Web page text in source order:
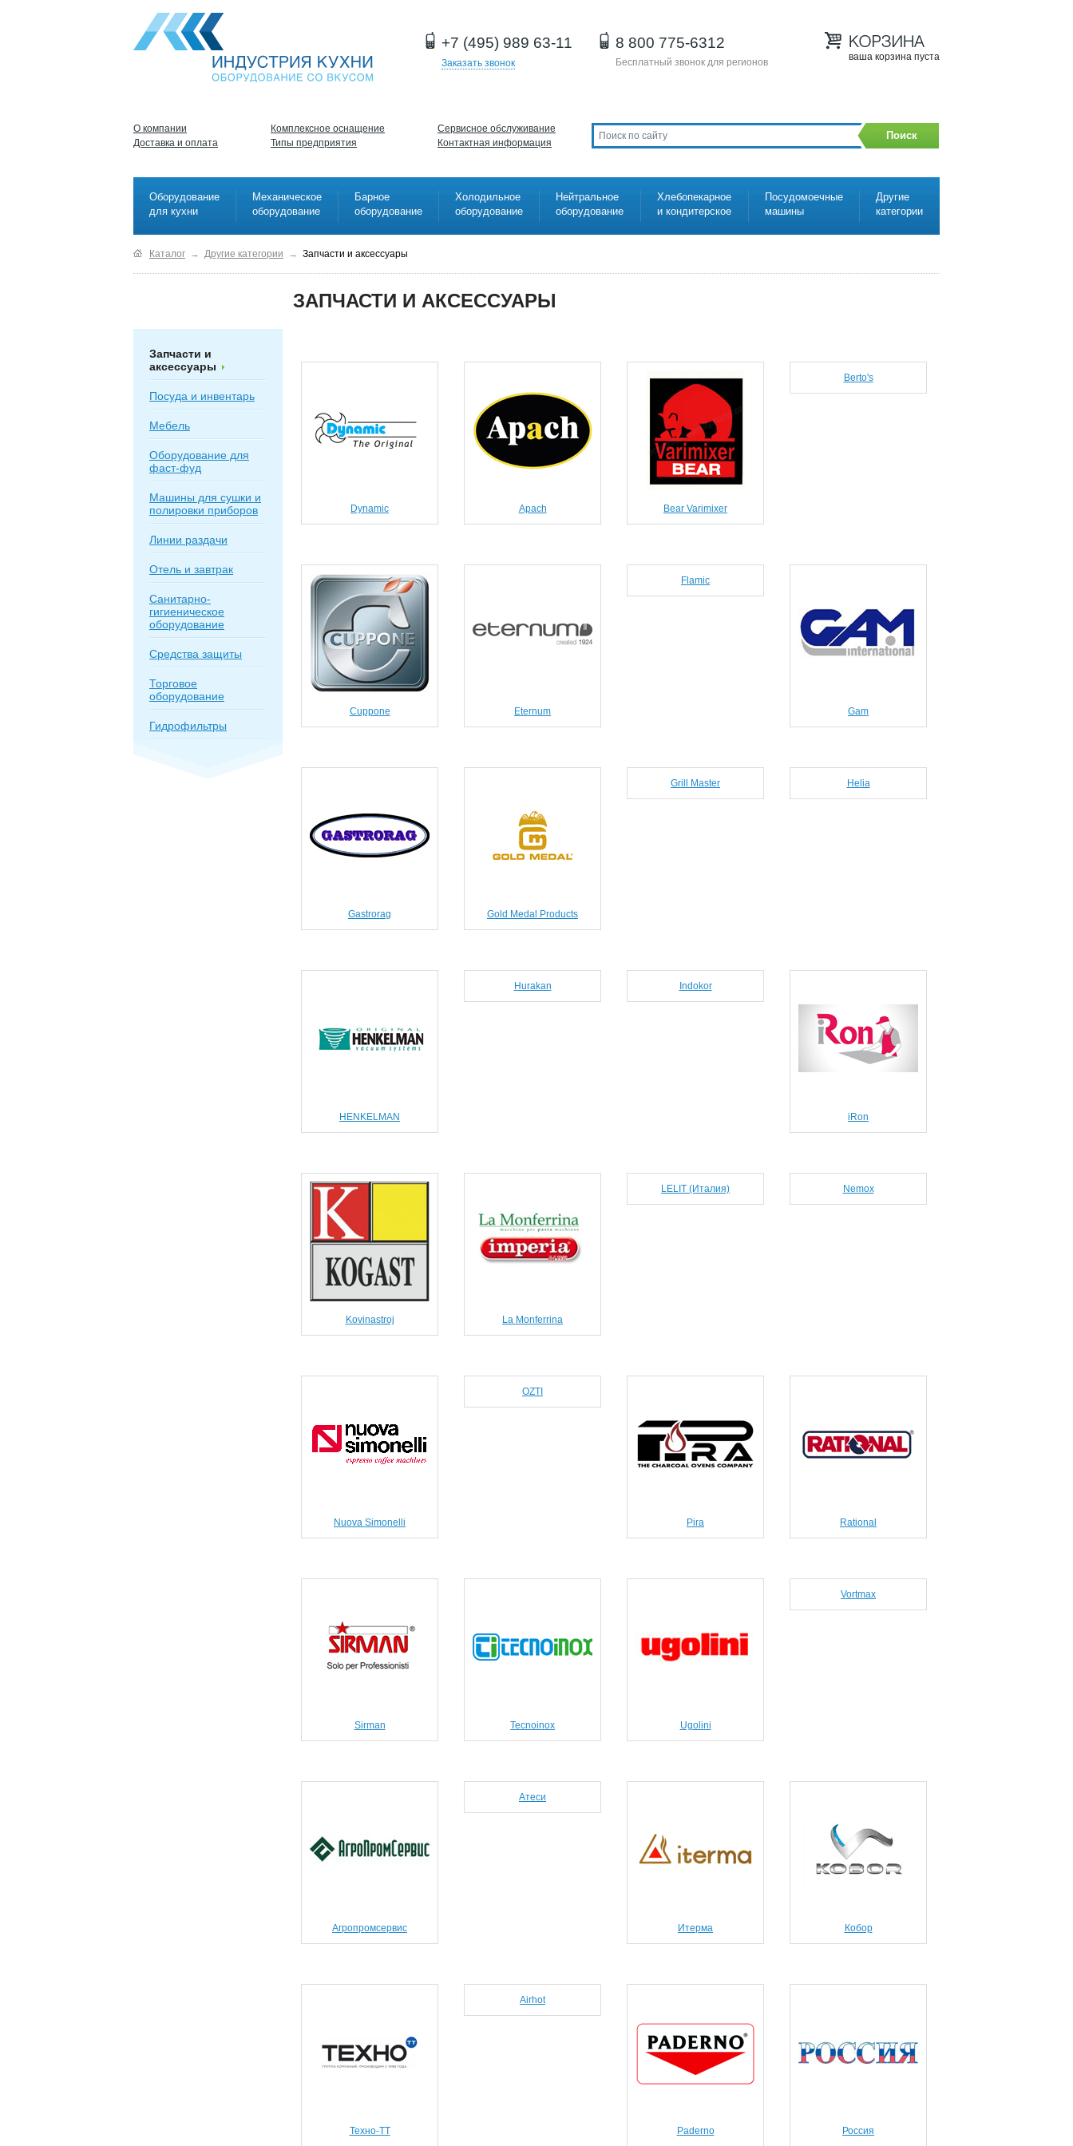
+7 (495) 989 63-11
Заказать звонок
8 800 775-6312
Бесплатный звонок для регионов ваша корзина пуста
О компании
Доставка и оплата
Комплексное оснащение
Типы предприятия
Сервисное обслуживание
Контактная информация
Поиск
Оборудование
для кухни
Механическое
оборудование
Барное
оборудование
Холодильное
оборудование
Нейтральное
оборудование
Хлебопекарное
и кондитерское
Посудомоечные
машины
Другие
категории
Каталог → Другие категории → Запчасти и аксессуары
ЗАПЧАСТИ И АКСЕССУАРЫ
Dynamic Apach Bear Varimixer
Berto's
Cuppone Eternum
Flamic
Gam
Gastrorag Gold Medal Products
Grill Master Helia
HENKELMAN
Hurakan Indokor
iRon
Kovinastroj La Monferrina
LELIT (Италия) Nemox
Nuova Simonelli
OZTI
Pira Rational
Sirman Tecnoinox Ugolini
Vortmax
Агропромсервис
Атеси
Итерма Кобор
Техно-ТТ
Airhot
Paderno Россия
Запчасти и
аксессуары
Посуда и инвентарь
Мебель
Оборудование для
фаст-фуд
Машины для сушки и
полировки приборов
Линии раздачи
Отель и завтрак
Санитарно-
гигиеническое
оборудование
Средства защиты
Торговое
оборудование
Гидрофильтры